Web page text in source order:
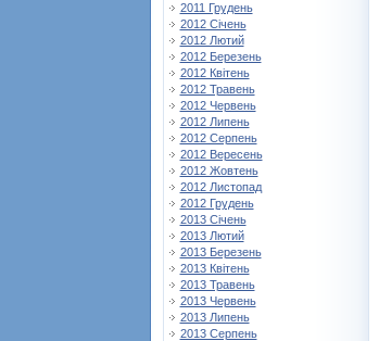
2011 Грудень
2012 Січень
2012 Лютий
2012 Березень
2012 Квітень
2012 Травень
2012 Червень
2012 Липень
2012 Серпень
2012 Вересень
2012 Жовтень
2012 Листопад
2012 Грудень
2013 Січень
2013 Лютий
2013 Березень
2013 Квітень
2013 Травень
2013 Червень
2013 Липень
2013 Серпень